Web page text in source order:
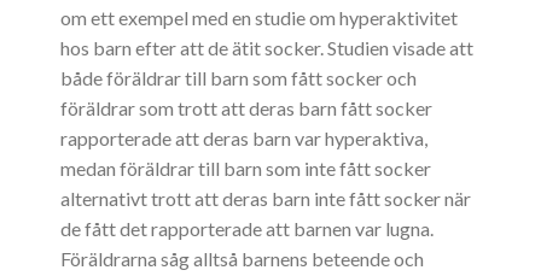
om ett exempel med en studie om hyperaktivitet
hos barn efter att de ätit socker. Studien visade att
både föräldrar till barn som fått socker och
föräldrar som trott att deras barn fått socker
rapporterade att deras barn var hyperaktiva,
medan föräldrar till barn som inte fått socker
alternativt trott att deras barn inte fått socker när
de fått det rapporterade att barnen var lugna.
Föräldrarna såg alltså barnens beteende och